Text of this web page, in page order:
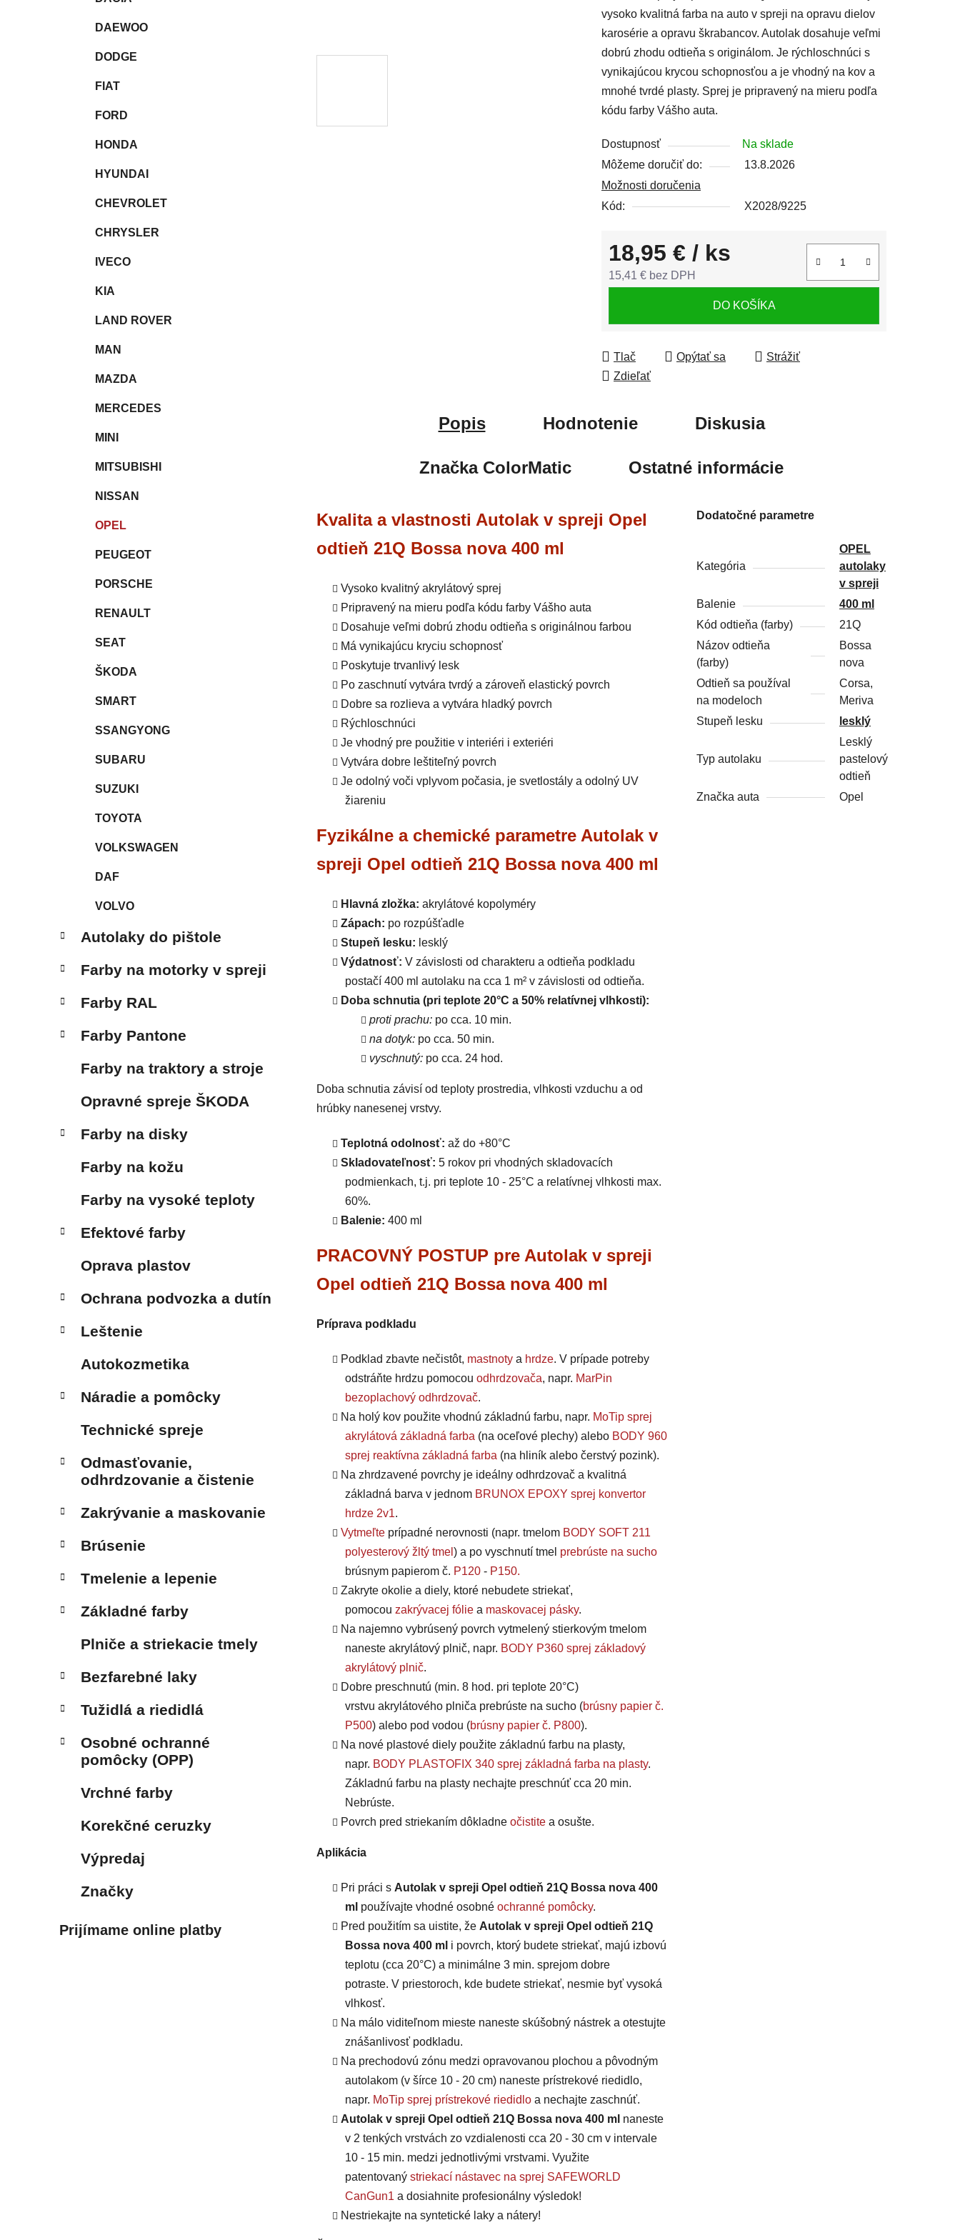
DAEWOO
DODGE
FIAT
FORD
HONDA
HYUNDAI
CHEVROLET
CHRYSLER
IVECO
KIA
LAND ROVER
MAN
MAZDA
MERCEDES
MINI
MITSUBISHI
NISSAN
OPEL
PEUGEOT
PORSCHE
RENAULT
SEAT
ŠKODA
SMART
SSANGYONG
SUBARU
SUZUKI
TOYOTA
VOLKSWAGEN
DAF
VOLVO
Autolaky do pištole
Farby na motorky v spreji
Farby RAL
Farby Pantone
Farby na traktory a stroje
Opravné spreje ŠKODA
Farby na disky
Farby na kožu
Farby na vysoké teploty
Efektové farby
Oprava plastov
Ochrana podvozka a dutín
Leštenie
Autokozmetika
Náradie a pomôcky
Technické spreje
Odmasťovanie,
odhrdzovanie a čistenie
Zakrývanie a maskovanie
Brúsenie
Tmelenie a lepenie
Základné farby
Plniče a striekacie tmely
Bezfarebné laky
Tužidlá a riedidlá
Osobné ochranné
pomôcky (OPP)
Vrchné farby
Korekčné ceruzky
Výpredaj
Značky
Prijímame online platby
0,0
z
5
hviezdičiek.
vysoko kvalitná farba na auto v spreji na opravu dielov
karosérie a opravu škrabancov. Autolak dosahuje veľmi
dobrú zhodu odtieňa s originálom. Je rýchloschnúci s
vynikajúcou krycou schopnosťou a je vhodný na kov a
mnohé tvrdé plasty. Sprej je pripravený na mieru podľa
kódu farby Vášho auta.
Dostupnosť
Na sklade
Môžeme doručiť do:
13.8.2026
Možnosti doručenia
Kód:
X2028/9225
18,95 € / ks
15,41 € bez DPH
DO KOŠÍKA
Tlač Opýtať sa
Strážiť
Zdieľať
Popis Hodnotenie Diskusia
ZnačkaColorMatic Ostatné informácie
Kvalita a vlastnosti Autolak v spreji Opel
odtieň 21Q Bossa nova 400 ml
Vysoko kvalitný akrylátový sprej
Pripravený na mieru podľa kódu farby Vášho auta
Dosahuje veľmi dobrú zhodu odtieňa s originálnou farbou
Má vynikajúcu kryciu schopnosť
Poskytuje trvanlivý lesk
Po zaschnutí vytvára tvrdý a zároveň elastický povrch
Dobre sa rozlieva a vytvára hladký povrch
Rýchloschnúci
Je vhodný pre použitie v interiéri i exteriéri
Vytvára dobre leštiteľný povrch
Je odolný voči vplyvom počasia, je svetlostály a odolný UV
žiareniu
Fyzikálne a chemické parametre Autolak v
spreji Opel odtieň 21Q Bossa nova 400 ml
Hlavná zložka: akrylátové kopolyméry
Zápach: po rozpúšťadle
Stupeň lesku: lesklý
Výdatnosť: V závislosti od charakteru a odtieňa podkladu
postačí 400 ml autolaku na cca 1 m² v závislosti od odtieňa.
Doba schnutia (pri teplote 20°C a 50% relatívnej vlhkosti):
proti prachu: po cca. 10 min.
na dotyk: po cca. 50 min.
vyschnutý: po cca. 24 hod.
Doba schnutia závisí od teploty prostredia, vlhkosti vzduchu a od
hrúbky nanesenej vrstvy.
Teplotná odolnosť: až do +80°C
Skladovateľnosť: 5 rokov pri vhodných skladovacích
podmienkach, t.j. pri teplote 10 - 25°C a relatívnej vlhkosti max.
60%.
Balenie: 400 ml
PRACOVNÝ POSTUP pre Autolak v spreji
Opel odtieň 21Q Bossa nova 400 ml
Príprava podkladu
Podklad zbavte nečistôt, mastnoty a hrdze. V prípade potreby
odstráňte hrdzu pomocou odhrdzovača, napr. MarPin
bezoplachový odhrdzovač.
Na holý kov použite vhodnú základnú farbu, napr. MoTip sprej
akrylátová základná farba (na oceľové plechy) alebo BODY 960
sprej reaktívna základná farba (na hliník alebo čerstvý pozink).
Na zhrdzavené povrchy je ideálny odhrdzovač a kvalitná
základná barva v jednom BRUNOX EPOXY sprej konvertor
hrdze 2v1.
Vytmeľte prípadné nerovnosti (napr. tmelom BODY SOFT 211
polyesterový žltý tmel ) a po vyschnutí tmel prebrúste na sucho
brúsnym papierom č. P120 - P150.
Zakryte okolie a diely, ktoré nebudete striekať,
pomocou zakrývacej fólie a maskovacej pásky.
Na najemno vybrúsený povrch vytmelený stierkovým tmelom
naneste akrylátový plnič, napr. BODY P360 sprej základový
akrylátový plnič.
Dobre preschnutú (min. 8 hod. pri teplote 20°C)
vrstvu akrylátového plniča prebrúste na sucho (brúsny papier č.
P500) alebo pod vodou (brúsny papier č. P800).
Na nové plastové diely použite základnú farbu na plasty,
napr. BODY PLASTOFIX 340 sprej základná farba na plasty.
Základnú farbu na plasty nechajte preschnúť cca 20 min.
Nebrúste.
Povrch pred striekaním dôkladne očistite a osušte.
Aplikácia
Pri práci s Autolak v spreji Opel odtieň 21Q Bossa nova 400
ml používajte vhodné osobné ochranné pomôcky.
Pred použitím sa uistite, že Autolak v spreji Opel odtieň 21Q
Bossa nova 400 ml i povrch, ktorý budete striekať, majú izbovú
teplotu (cca 20°C) a minimálne 3 min. sprejom dobre
potraste. V priestoroch, kde budete striekať, nesmie byť vysoká
vlhkosť.
Na málo viditeľnom mieste naneste skúšobný nástrek a otestujte
znášanlivosť podkladu.
Na prechodovú zónu medzi opravovanou plochou a pôvodným
autolakom (v šírce 10 - 20 cm) naneste prístrekové riedidlo,
napr. MoTip sprej prístrekové riedidlo a nechajte zaschnúť.
Autolak v spreji Opel odtieň 21Q Bossa nova 400 ml naneste
v 2 tenkých vrstvách zo vzdialenosti cca 20 - 30 cm v intervale
10 - 15 min. medzi jednotlivými vrstvami. Využite
patentovaný striekací nástavec na sprej SAFEWORLD
CanGun1 a dosiahnite profesionálny výsledok!
Nestriekajte na syntetické laky a nátery!
Dodatočné parametre
Kategória
OPEL
autolaky
v spreji
Balenie
400 ml
Kód odtieňa (farby)
21Q
Názov odtieňa
(farby)
Bossa
nova
Odtieň sa používal
na modeloch
Corsa,
Meriva
Stupeň lesku
lesklý
Typ autolaku
Lesklý
pastelový
odtieň
Značka auta
Opel